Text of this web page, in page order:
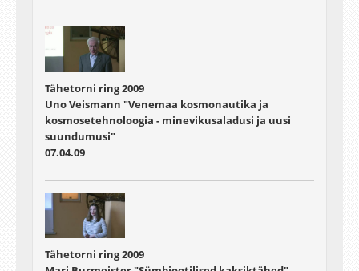
Tähetorni ring 2009
Uno Veismann "Venemaa kosmonautika ja
kosmosetehnoloogia - minevikusaladusi ja uusi
suundumusi"
07.04.09
Tähetorni ring 2009